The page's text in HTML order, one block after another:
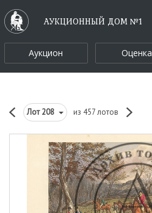
АУКЦИОННЫЙ ДОМ №1
Аукцион Оценка
Лот208 из 457 лотов